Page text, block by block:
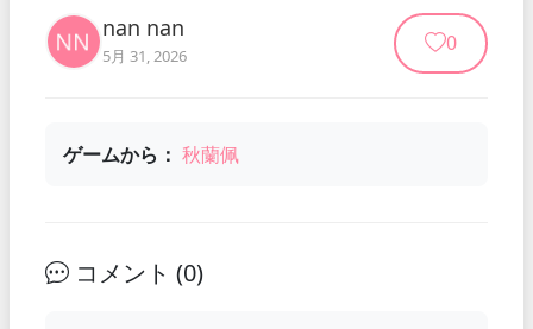
nan nan
5月 31, 2026 0
ゲームから： 秋蘭佩
コメント (0)